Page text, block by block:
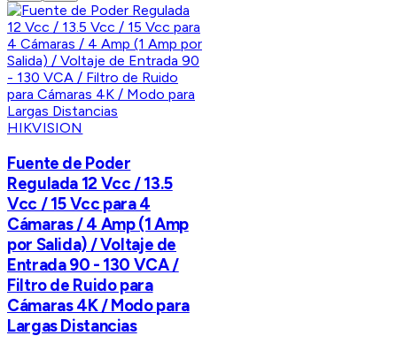
HIKVISION
Fuente de Poder
Regulada 12 Vcc / 13.5
Vcc / 15 Vcc para 4
Cámaras / 4 Amp (1 Amp
por Salida) / Voltaje de
Entrada 90 - 130 VCA /
Filtro de Ruido para
Cámaras 4K / Modo para
Largas Distancias